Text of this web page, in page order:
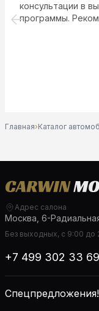
консультации в
программы.
Главная›Каталог
Адрес салона
Москва, 6-
Без выходных, с 9:00 до
+7 499 302 33 69
Спецпредложения!